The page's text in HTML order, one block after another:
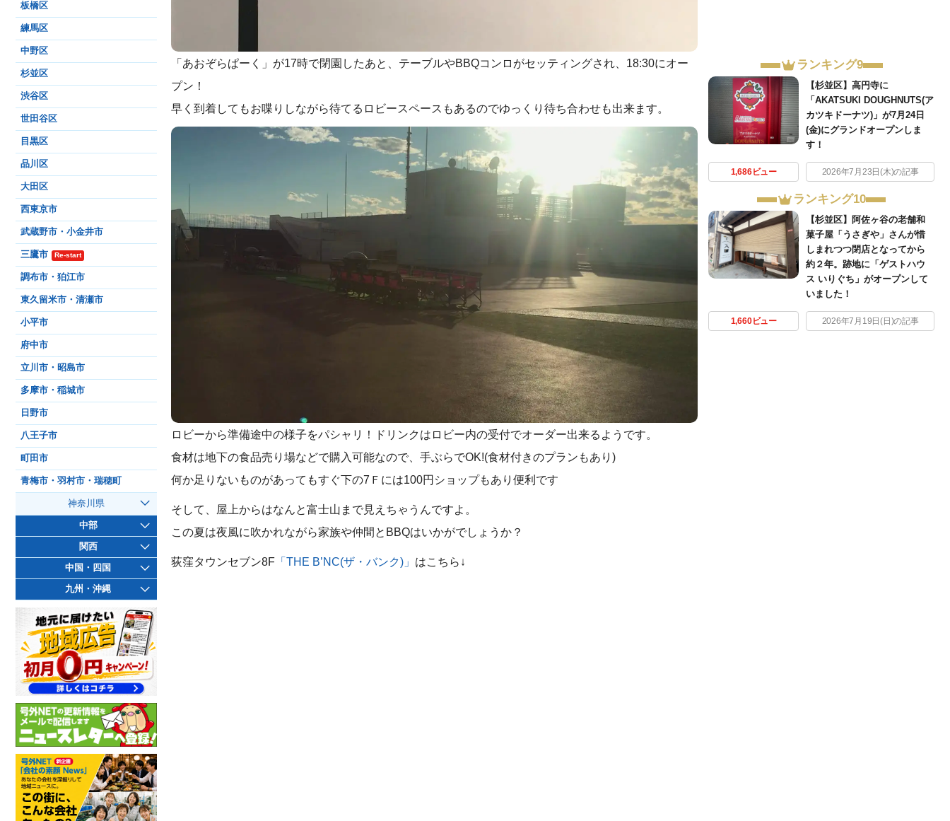
「あおぞらぱーく」が17時で閉園したあと、テーブルやBBQコンロがセッティングされ、18:30にオー
プン！
早く到着してもお喋りしながら待てるロビースペースもあるのでゆっくり待ち合わせも出来ます。
ロビーから準備途中の様子をパシャリ！ドリンクはロビー内の受付でオーダー出来るようです。
食材は地下の食品売り場などで購入可能なので、手ぶらでOK!(食材付きのプランもあり)
何か足りないものがあってもすぐ下の7Ｆには100円ショップもあり便利です
そして、屋上からはなんと富士山まで見えちゃうんですよ。
この夏は夜風に吹かれながら家族や仲間とBBQはいかがでしょうか？
荻窪タウンセブン8F 「THE B’NC(ザ・バンク)」 はこちら↓
ランキング9
【杉並区】高円寺に
「AKATSUKI DOUGHNUTS(ア
カツキドーナツ)」が7月24日
(金)にグランドオープンしま
す！
1,686ビュー 2026年7月23日(木)の記事
ランキング10
【杉並区】阿佐ヶ谷の老舗和
菓子屋「うさぎや」さんが惜
しまれつつ閉店となってから
約２年。跡地に「ゲストハウ
ス いりぐち」がオープンして
いました！
1,660ビュー 2026年7月19日(日)の記事
板橋区
練馬区
中野区
杉並区
渋谷区
世田谷区
目黒区
品川区
大田区
西東京市
武蔵野市・小金井市
三鷹市 Re-start
調布市・狛江市
東久留米市・清瀬市
小平市
府中市
立川市・昭島市
多摩市・稲城市
日野市
八王子市
町田市
青梅市・羽村市・瑞穂町
神奈川県
中部
関西
中国・四国
九州・沖縄